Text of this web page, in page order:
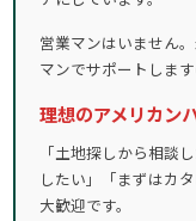
営業マンはいません
マンでサポートしま
理想のアメリカン
「土地探しから相談
したい」「まずはカ
大歓迎です。